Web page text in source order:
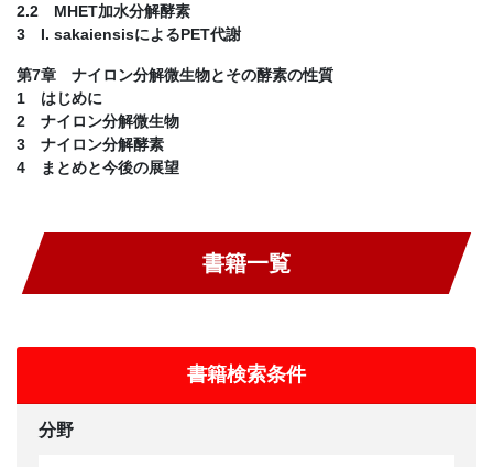
2.2 MHET加水分解酵素
3 I. sakaiensisによるPET代謝
第7章 ナイロン分解微生物とその酵素の性質
1 はじめに
2 ナイロン分解微生物
3 ナイロン分解酵素
4 まとめと今後の展望
書籍一覧
書籍検索条件
分野